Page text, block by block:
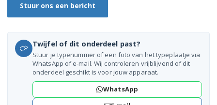
91400203101
91400203201
91400203301
91400203901
Stuur ons een bericht
Twijfel of dit onderdeel past?
Stuur je typenummer of een foto van het typeplaatje via
WhatsApp of e-mail. Wij controleren vrijblijvend of dit
onderdeel geschikt is voor jouw apparaat.
WhatsApp